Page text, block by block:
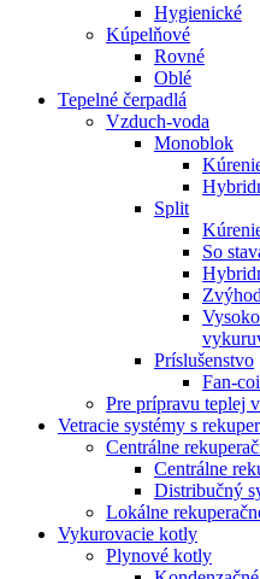
Hygienické
Kúpelňové
Rovné
Oblé
Tepelné čerpadlá
Vzduch-voda
Monoblok
Split
So
Príslušenstvo
Fan-
Pre prípravu teplej
Vetracie systémy s
Centrálne
Centrálne
Distribučný
Lokálne
Vykurovacie kotly
Plynové kotly